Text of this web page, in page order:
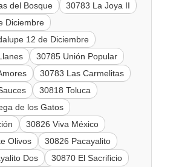
del Bosque
30783 La Joya II
Diciembre
12 de Diciembre
30785 Unión Popular
30783 Las Carmelitas
30818 Toluca
de los Gatos
30826 Viva México
Olivos
30826 Pacayalito
Dos
30870 El Sacrificio